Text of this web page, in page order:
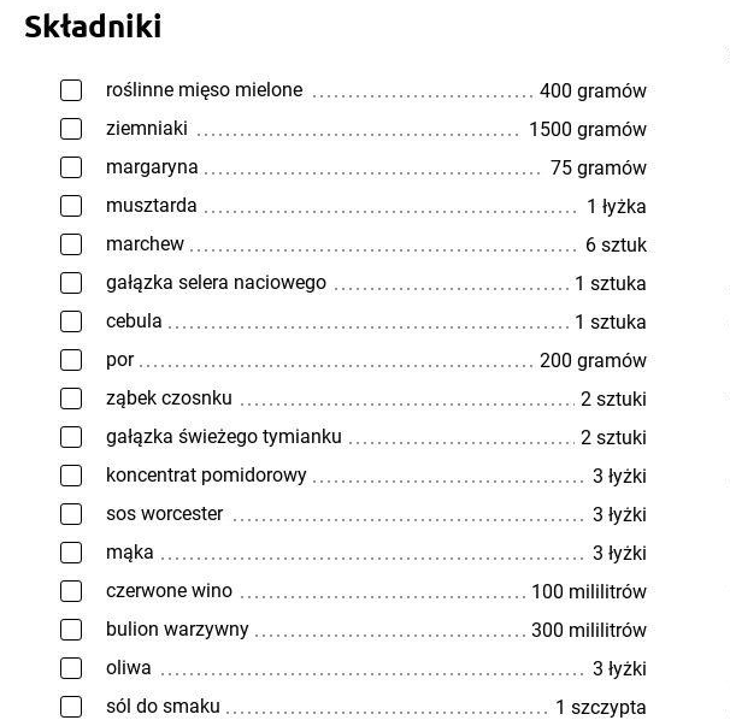
Składniki
roślinne mięso mielone
400 gramów
ziemniaki
1500 gramów
margaryna
75 gramów
musztarda
1 łyżka
marchew
6 sztuk
gałązka selera naciowego
1 sztuka
cebula
1 sztuka
por
200 gramów
ząbek czosnku
2 sztuki
gałązka świeżego tymianku
2 sztuki
koncentrat pomidorowy
3 łyżki
sos worcester
3 łyżki
mąka
3 łyżki
czerwone wino
100 mililitrów
bulion warzywny
300 mililitrów
oliwa
3 łyżki
sól do smaku
1 szczypta